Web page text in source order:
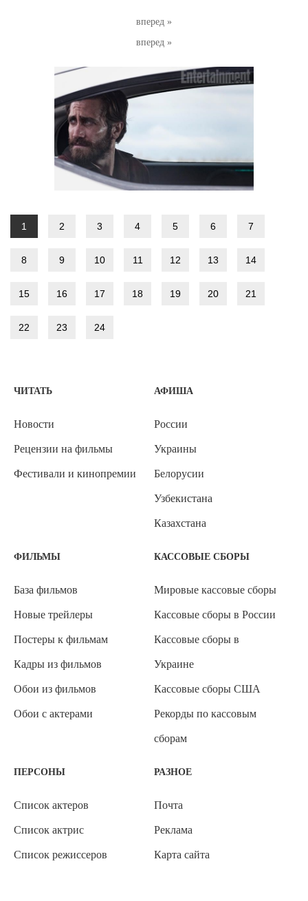
вперед »
вперед »
1 2 3 4 5 6 7
8 9 10 11 12 13 14
15 16 17 18 19 20 21
22 23 24
ЧИТАТЬ
Новости
Рецензии на фильмы
Фестивали и кинопремии
АФИША
России
Украины
Белорусии
Узбекистана
Казахстана
ФИЛЬМЫ
База фильмов
Новые трейлеры
Постеры к фильмам
Кадры из фильмов
Обои из фильмов
Обои с актерами
КАССОВЫЕ СБОРЫ
Мировые кассовые сборы
Кассовые сборы в России
Кассовые сборы в
Украине
Кассовые сборы США
Рекорды по кассовым
сборам
ПЕРСОНЫ
Список актеров
Список актрис
Список режиссеров
РАЗНОЕ
Почта
Реклама
Карта сайта